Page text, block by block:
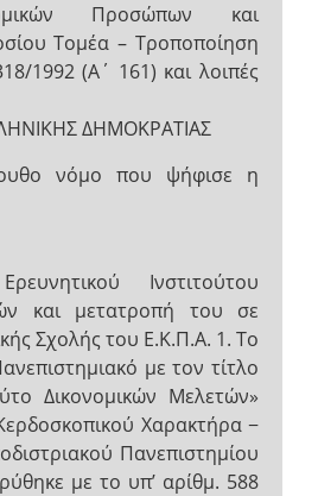
Προσώπων και
Τομέα – Τροποποίηση
1992 (Α΄ 161) και λοιπές
ΔΗΜΟΚΡΑΤΙΑΣ
νόμο που ψήφισε η
Ινστιτούτου
και μετατροπή του σε
Σχολής του Ε.Κ.Π.Α. 1. Το
με τον τίτλο
Δικονομικών Μελετών»
Χαρακτήρα −
Πανεπιστημίου
με το υπ’ αρίθμ. 588